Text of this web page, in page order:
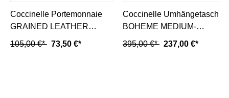
Coccinelle Portemonnaie
GRAINED LEATHER
METALLIC SOFT-new
105,00 €* 73,50 €*
Coccinelle Umhängetasche
BOHEME MEDIUM-
blanco/weiss
395,00 €* 237,00 €*